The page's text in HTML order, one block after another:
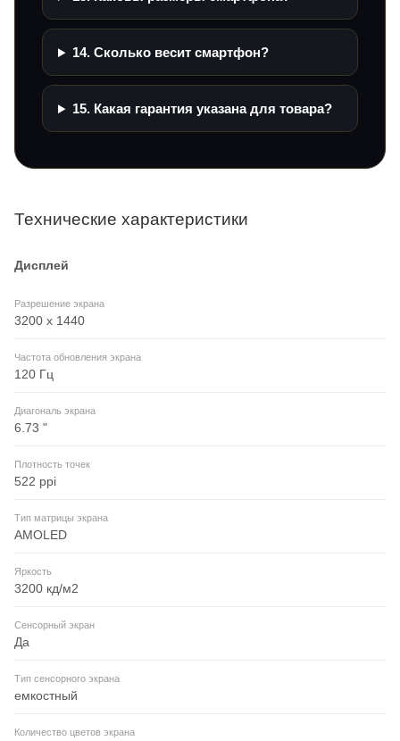
14. Сколько весит смартфон?
15. Какая гарантия указана для товара?
Технические характеристики
Дисплей
Разрешение экрана
3200 x 1440
Частота обновления экрана
120 Гц
Диагональ экрана
6.73 "
Плотность точек
522 ppi
Тип матрицы экрана
AMOLED
Яркость
3200 кд/м2
Сенсорный экран
Да
Тип сенсорного экрана
емкостный
Количество цветов экрана